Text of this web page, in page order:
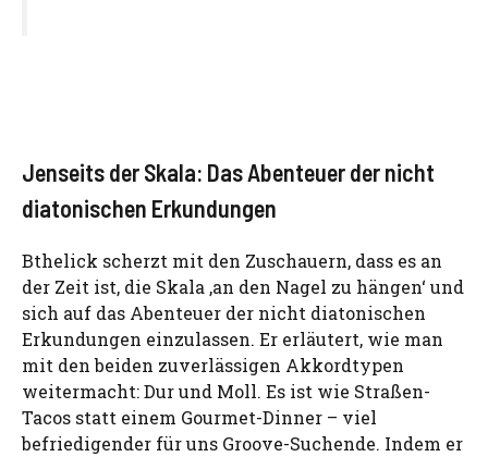
Jenseits der Skala: Das Abenteuer der nicht
diatonischen Erkundungen
Bthelick scherzt mit den Zuschauern, dass es an
der Zeit ist, die Skala ‚an den Nagel zu hängen‘ und
sich auf das Abenteuer der nicht diatonischen
Erkundungen einzulassen. Er erläutert, wie man
mit den beiden zuverlässigen Akkordtypen
weitermacht: Dur und Moll. Es ist wie Straßen-
Tacos statt einem Gourmet-Dinner – viel
befriedigender für uns Groove-Suchende. Indem er